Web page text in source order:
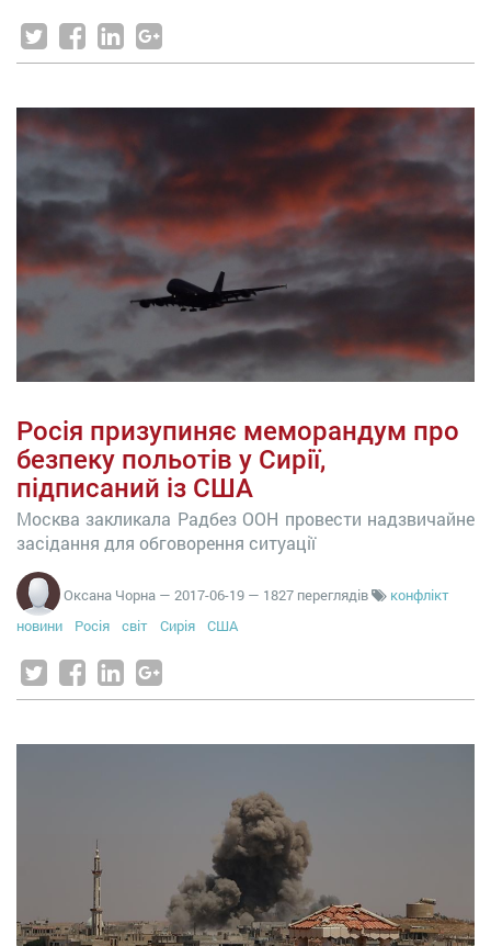
Росія призупиняє меморандум про
безпеку польотів у Сирії,
підписаний із США
Москва закликала Радбез ООН провести надзвичайне
засідання для обговорення ситуації
Оксана Чорна — 2017-06-19 — 1827 переглядів
конфлікт
новини
Росія світ Сирія США